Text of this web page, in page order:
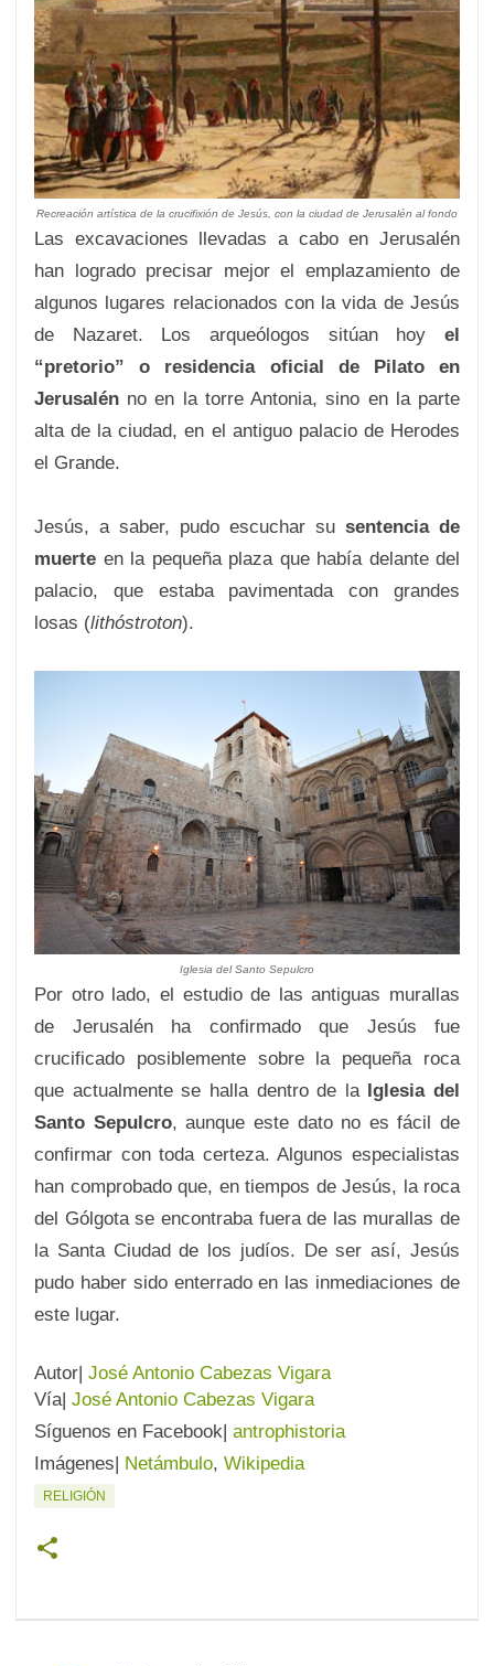
Recreación artística de la crucifixión de Jesús, con la ciudad de Jerusalén al fondo
Las excavaciones llevadas a cabo en Jerusalén
han logrado precisar mejor el emplazamiento de
algunos lugares relacionados con la vida de Jesús
de Nazaret. Los arqueólogos sitúan hoy el
“pretorio” o residencia oficial de Pilato en
Jerusalén no en la torre Antonia, sino en la parte
alta de la ciudad, en el antiguo palacio de Herodes
el Grande.
Jesús, a saber, pudo escuchar su sentencia de
muerte en la pequeña plaza que había delante del
palacio, que estaba pavimentada con grandes
losas (lithóstroton).
Iglesia del Santo Sepulcro
Por otro lado, el estudio de las antiguas murallas
de Jerusalén ha confirmado que Jesús fue
crucificado posiblemente sobre la pequeña roca
que actualmente se halla dentro de la Iglesia del
Santo Sepulcro, aunque este dato no es fácil de
confirmar con toda certeza. Algunos especialistas
han comprobado que, en tiempos de Jesús, la roca
del Gólgota se encontraba fuera de las murallas de
la Santa Ciudad de los judíos. De ser así, Jesús
pudo haber sido enterrado en las inmediaciones de
este lugar.
Autor| José Antonio Cabezas Vigara
Vía| José Antonio Cabezas Vigara
Síguenos en Facebook| antrophistoria
Imágenes| Netámbulo, Wikipedia
RELIGIÓN